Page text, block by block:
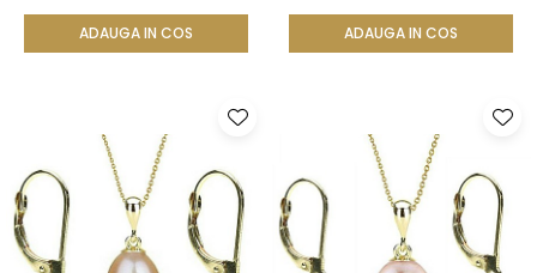
ADAUGA IN COS
KASKADDA®ADAUGA IN COS